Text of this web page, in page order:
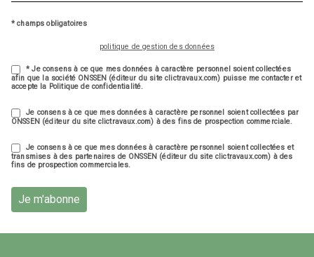
* champs obligatoires
politique de gestion des données
* Je consens à ce que mes données à caractère personnel soient collectées
afin que la société ONSSEN (éditeur du site clictravaux.com) puisse me contacter et
accepte la Politique de confidentialité.
Je consens à ce que mes données à caractère personnel soient collectées par
ONSSEN (éditeur du site clictravaux.com) à des fins de prospection commerciale.
Je consens à ce que mes données à caractère personnel soient collectées et
transmises à des partenaires de ONSSEN (éditeur du site clictravaux.com) à des
fins de prospection commerciales.
Je m'abonne